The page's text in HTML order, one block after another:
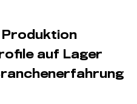
Produktion
auf Lager